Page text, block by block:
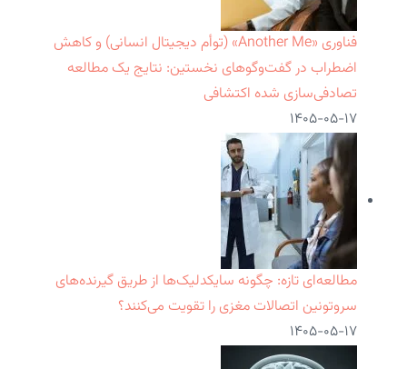
فناوری «Another Me» (توأم دیجیتال انسانی) و کاهش
اضطراب در گفت‌وگوهای نخستین: نتایج یک مطالعه
تصادفی‌سازی شده اکتشافی
۱۴۰۵-۰۵-۱۷
مطالعه‌ای تازه: چگونه سایکدلیک‌ها از طریق گیرنده‌های
سروتونین اتصالات مغزی را تقویت می‌کنند؟
۱۴۰۵-۰۵-۱۷